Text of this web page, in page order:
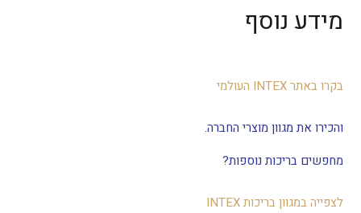
מידע נוסף
בקרו באתר INTEX העולמי
והכירו את מגוון מוצרי החברה.
מחפשים בריכות נוספות?
לצפייה במגוון בריכות INTEX